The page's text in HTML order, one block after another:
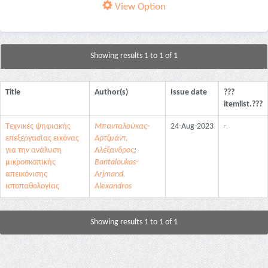
View Option
Showing results 1 to 1 of 1
Title Author(s) Issue date
???
itemlist.???
Τεχνικές ψηφιακής
επεξεργασίας εικόνας
για την ανάλυση
μικροσκοπικής
απεικόνισης
ιστοπαθολογίας
Μπανταλούκας-
Αρτζμάντ,
Αλέξανδρος;
Bantaloukas-
Arjmand,
Alexandros
24-Aug-2023 -
Showing results 1 to 1 of 1